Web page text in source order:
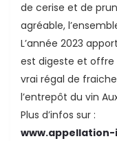
de cerise et de
agréable,
L’année 2023
est digeste et offre
vrai régal de
l’entrepôt du vin
Plus